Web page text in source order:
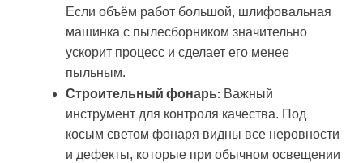
Если объём работ большой, шлифовальная
машинка с пылесборником значительно
ускорит процесс и сделает его менее
пыльным.
Строительный фонарь: Важный
инструмент для контроля качества. Под
косым светом фонаря видны все неровности
и дефекты, которые при обычном освещении